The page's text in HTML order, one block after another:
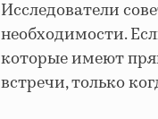
Исследователи
необходимости.
которые имеют
встречи, только